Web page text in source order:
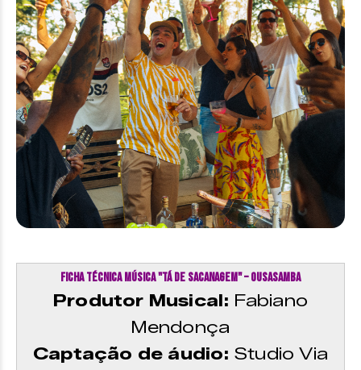
Ficha técnica música "Tá de Sacanagem" – Ousasamba
Produtor Musical: Fabiano
Mendonça
Captação de áudio: Studio Via